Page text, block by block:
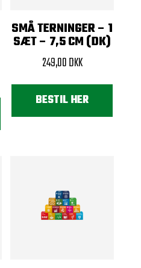
SMÅ TERNINGER – 1
SÆT – 7,5 CM (DK)
249,00DKK
BESTIL HER